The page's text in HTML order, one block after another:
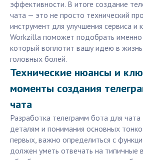
эффективности. В итоге создание
чата — это не просто технический
инструмент для улучшения сервиса и
Workzilla поможет подобрать именно
который воплотит вашу идею в
головных болей.
Технические нюансы и
моменты создания
чата
Разработка телеграмм бота для
деталям и понимания основных
первых, важно определиться с
должен уметь отвечать на типичные